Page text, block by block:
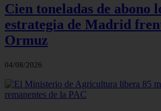
Cien toneladas de abono
estrategia de Madrid
Ormuz
04/08/2026